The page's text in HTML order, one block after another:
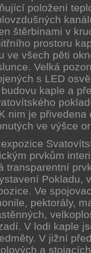
položení
štěrbinami v
prostoru
ve všech pěti
Velká
s LED
kaple a
nim je
ve výšce
prvkům
transparentní
Pokladu,
Ve
pektorály,
V lodi kaple
V jižní
a